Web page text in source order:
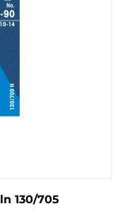
130/705